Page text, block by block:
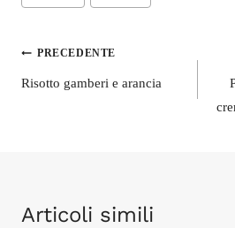
articolo:
Navigazione
articoli
PRECEDENTE
Risotto gamberi e arancia
Articoli simili